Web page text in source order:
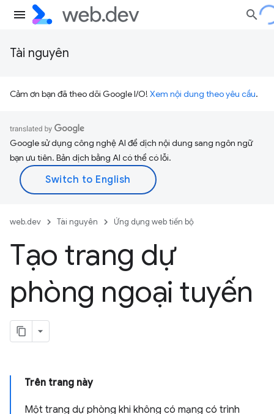
Tài nguyên
Cảm ơn bạn đã theo dõi Google I/O! Xem nội dung theo yêu cầu.
Google sử dụng công nghệ AI để dịch nội dung sang ngôn ngữ
bạn ưu tiên. Bản dịch bằng AI có thể có lỗi.
web.dev Tài nguyên Ứng dụng web tiến bộ
Tạo trang dự
phòng ngoại tuyến
Trên trang này
Một trang dự phòng khi không có mạng có trình